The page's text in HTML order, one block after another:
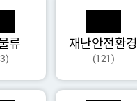
류 재난안전환경
(121)